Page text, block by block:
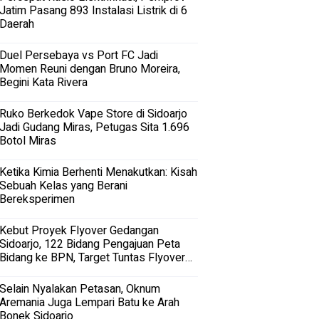
Jatim Pasang 893 Instalasi Listrik di 6
Daerah
Duel Persebaya vs Port FC Jadi
Momen Reuni dengan Bruno Moreira,
Begini Kata Rivera
Ruko Berkedok Vape Store di Sidoarjo
Jadi Gudang Miras, Petugas Sita 1.696
Botol Miras
Ketika Kimia Berhenti Menakutkan: Kisah
Sebuah Kelas yang Berani
Bereksperimen
Kebut Proyek Flyover Gedangan
Sidoarjo, 122 Bidang Pengajuan Peta
Bidang ke BPN, Target Tuntas Flyover
Selain Nyalakan Petasan, Oknum
Aremania Juga Lempari Batu ke Arah